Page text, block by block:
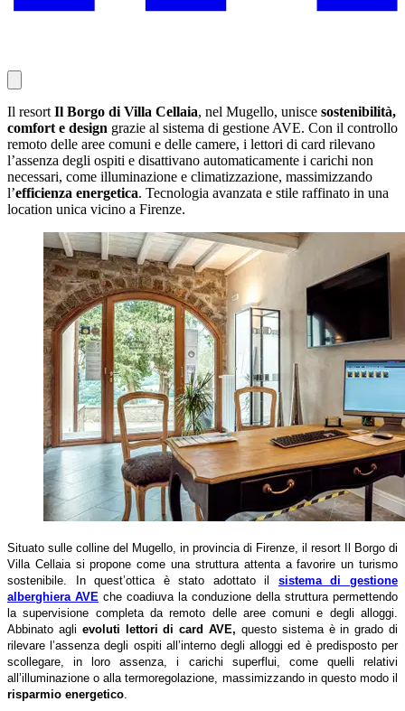
Il resort Il Borgo di Villa Cellaia, nel Mugello, unisce sostenibilità,
comfort e design grazie al sistema di gestione AVE. Con il controllo
remoto delle aree comuni e delle camere, i lettori di card rilevano
l’assenza degli ospiti e disattivano automaticamente i carichi non
necessari, come illuminazione e climatizzazione, massimizzando
l’efficienza energetica. Tecnologia avanzata e stile raffinato in una
location unica vicino a Firenze.
Situato sulle colline del Mugello, in provincia di Firenze, il resort Il Borgo di
Villa Cellaia si propone come una struttura attenta a favorire un turismo
sostenibile. In quest’ottica è stato adottato il sistema di gestione
alberghiera AVE che coadiuva la conduzione della struttura permettendo
la supervisione completa da remoto delle aree comuni e degli alloggi.
Abbinato agli evoluti lettori di card AVE, questo sistema è in grado di
rilevare l’assenza degli ospiti all’interno degli alloggi ed è predisposto per
scollegare, in loro assenza, i carichi superflui, come quelli relativi
all’illuminazione o alla termoregolazione, massimizzando in questo modo il
risparmio energetico